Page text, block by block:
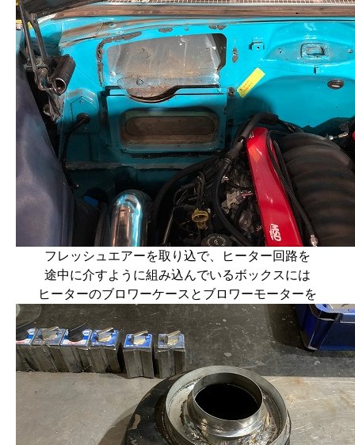
フレッシュエアーを取り込で、ヒーター回路を
途中に介すように組み込んでいるボックスには
ヒーターのブロワーケースとブロワーモーターを